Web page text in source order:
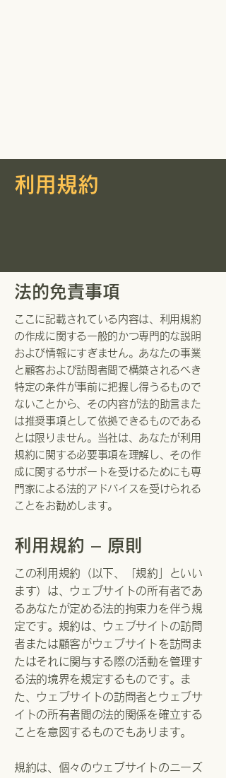
利用規約
法的免責事項
ここに記載されている内容は、利用規約
の作成に関する一般的かつ専門的な説明
および情報にすぎません。あなたの事業
と顧客および訪問者間で構築されるべき
特定の条件が事前に把握し得うるもので
ないことから、その内容が法的助言また
は推奨事項として依拠できるものである
とは限りません。当社は、あなたが利用
規約に関する必要事項を理解し、その作
成に関するサポートを受けるためにも専
門家による法的アドバイスを受けられる
ことをお勧めします。
利用規約 – 原則
この利用規約（以下、「規約」といい
ます）は、ウェブサイトの所有者であ
るあなたが定める法的拘束力を伴う規
定です。規約は、ウェブサイトの訪問
者または顧客がウェブサイトを訪問ま
たはそれに関与する際の活動を管理す
る法的境界を規定するものです。ま
た、ウェブサイトの訪問者とウェブサ
イトの所有者間の法的関係を確立する
ことを意図するものでもあります。
規約は、個々のウェブサイトのニーズ